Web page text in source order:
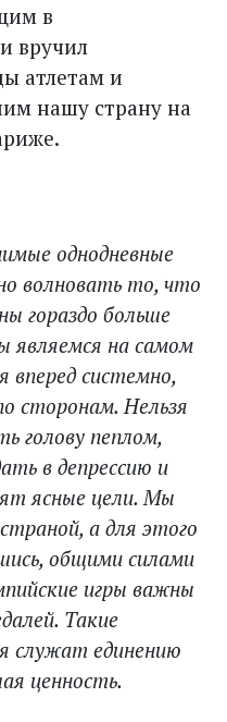
в
вручил
атлетам и
нашу страну на
однодневные
волновать то, что
гораздо больше
являемся на самом
вперед системно,
сторонам. Нельзя
голову пеп­лом,
в депрессию и
ясные цели. Мы
а для этого
общими силами
игры важны
Такие
служат единению
ценность.